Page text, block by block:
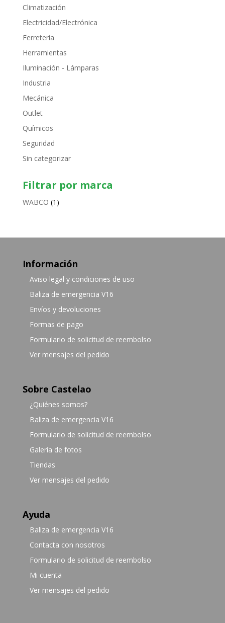
Climatización
Electricidad/Electrónica
Ferretería
Herramientas
Iluminación - Lámparas
Industria
Mecánica
Outlet
Químicos
Seguridad
Sin categorizar
Filtrar por marca
WABCO (1)
Información
Aviso legal y condiciones de uso
Baliza de emergencia V16
Envíos y devoluciones
Formas de pago
Formulario de solicitud de reembolso
Ver mensajes del pedido
Sobre Castelao
¿Quiénes somos?
Baliza de emergencia V16
Formulario de solicitud de reembolso
Galería de fotos
Tiendas
Ver mensajes del pedido
Ayuda
Baliza de emergencia V16
Contacta con nosotros
Formulario de solicitud de reembolso
Mi cuenta
Ver mensajes del pedido